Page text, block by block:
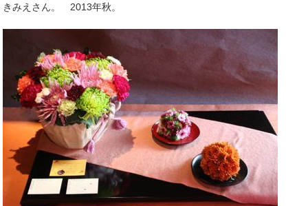
きみえさん。 2013年秋。